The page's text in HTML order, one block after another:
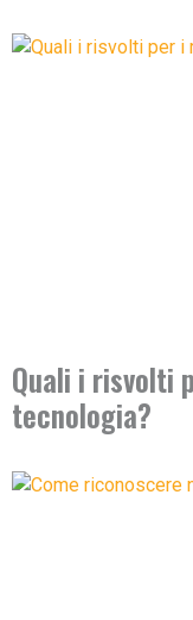
Quali i risvolti
tecnologia?